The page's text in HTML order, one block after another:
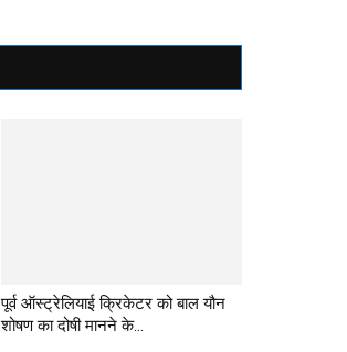
पूर्व ऑस्ट्रेलियाई क्रिकेटर को बाल यौन
शोषण का दोषी मानने के...